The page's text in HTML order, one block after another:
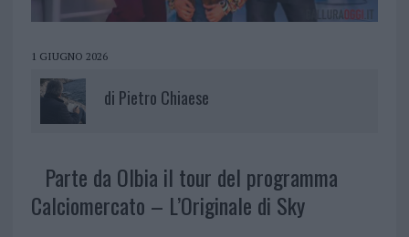
1 GIUGNO 2026
di Pietro Chiaese
Parte da Olbia il tour del programma
Calciomercato – L’Originale di Sky